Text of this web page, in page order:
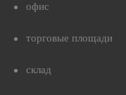
офис
торговые площади
склад